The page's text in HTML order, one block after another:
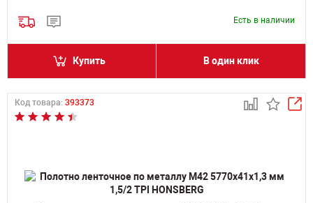
Есть в наличии
Купить В один клик
Код товара: 393373